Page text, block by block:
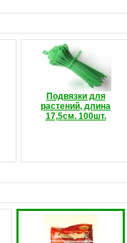
Подвязки для
растений, длина
17,5см. 100шт.